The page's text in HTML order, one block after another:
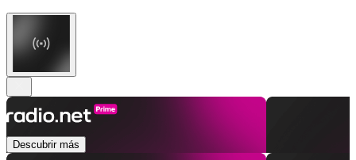
Descubrir más